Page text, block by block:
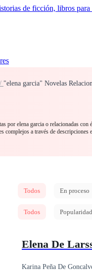
"elena garcia" Novelas
por elena garcia o relacionadas con
complejos a través de
Todos En proceso
Todos Popularidad
Elena De
Karina Peña De